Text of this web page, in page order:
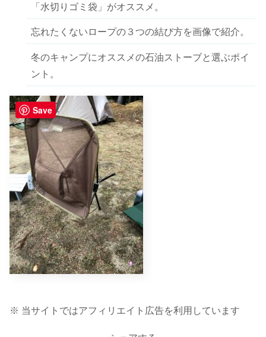
「水切りゴミ袋」がオススメ。
忘れたくないロープの３つの結び方を画像で紹介。
冬のキャンプにオススメの石油ストーブと選ぶポイ
ント。
※ 当サイトではアフィリエイト広告を利用しています
Save